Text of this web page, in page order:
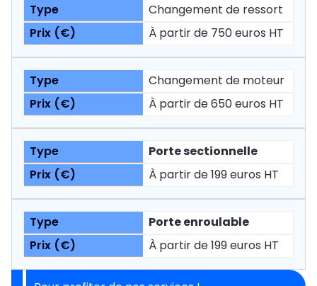
Changement de ressort
À partir de 750 euros HT
Changement de moteur
À partir de 650 euros HT
Porte sectionnelle
À partir de 199 euros HT
Porte enroulable
À partir de 199 euros HT